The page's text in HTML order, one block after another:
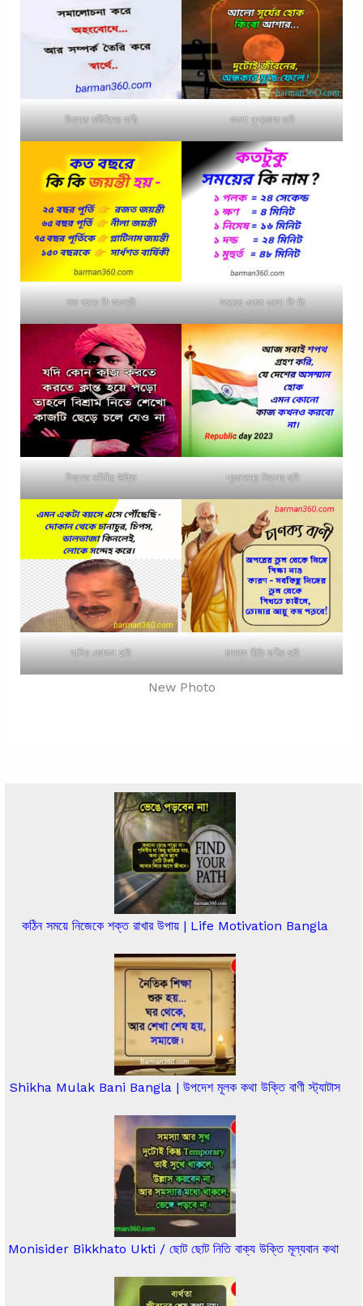
বিখ্যাত মনীষীদের বাণী বাংলা সুপ্রভাত ছবি
কত বছরে কি জয়ন্তী সময়ের একক গুলো কি কি
বিখ্যাত মনীষীর উক্তি প্রজাতন্ত্র দিবসের ছবি
হাসির জোকস ছবি চানক্য নীতি বাণীর ছবি
New Photo
কঠিন সময়ে নিজেকে শক্ত রাখার উপায় | Life Motivation Bangla
Shikha Mulak Bani Bangla | উপদেশ মূলক কথা উক্তি বাণী স্ট্যাটাস
Monisider Bikkhato Ukti / ছোট ছোট নিতি বাক্য উক্তি মূল্যবান কথা